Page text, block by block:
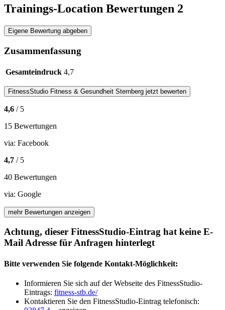
Trainings-Location Bewertungen 2
Eigene Bewertung abgeben
Zusammenfassung
Gesamteindruck 4,7
FitnessStudio Fitness & Gesundheit Sternberg jetzt bewerten
4,6 / 5
15 Bewertungen
via: Facebook
4,7 / 5
40 Bewertungen
via: Google
mehr Bewertungen anzeigen
Achtung, dieser FitnessStudio-Eintrag hat keine E-
Mail Adresse für Anfragen hinterlegt
Bitte verwenden Sie folgende Kontakt-Möglichkeit:
Informieren Sie sich auf der Webseite des FitnessStudio-
Eintrags: fitness-stb.de/
Kontaktieren Sie den FitnessStudio-Eintrag telefonisch: